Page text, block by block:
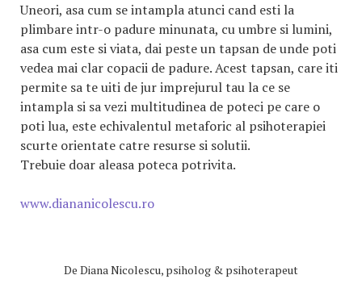
Uneori, asa cum se intampla atunci cand esti la
plimbare intr-o padure minunata, cu umbre si lumini,
asa cum este si viata, dai peste un tapsan de unde poti
vedea mai clar copacii de padure. Acest tapsan, care iti
permite sa te uiti de jur imprejurul tau la ce se
intampla si sa vezi multitudinea de poteci pe care o
poti lua, este echivalentul metaforic al psihoterapiei
scurte orientate catre resurse si solutii.
Trebuie doar aleasa poteca potrivita.
www.diananicolescu.ro
De Diana Nicolescu, psiholog & psihoterapeut